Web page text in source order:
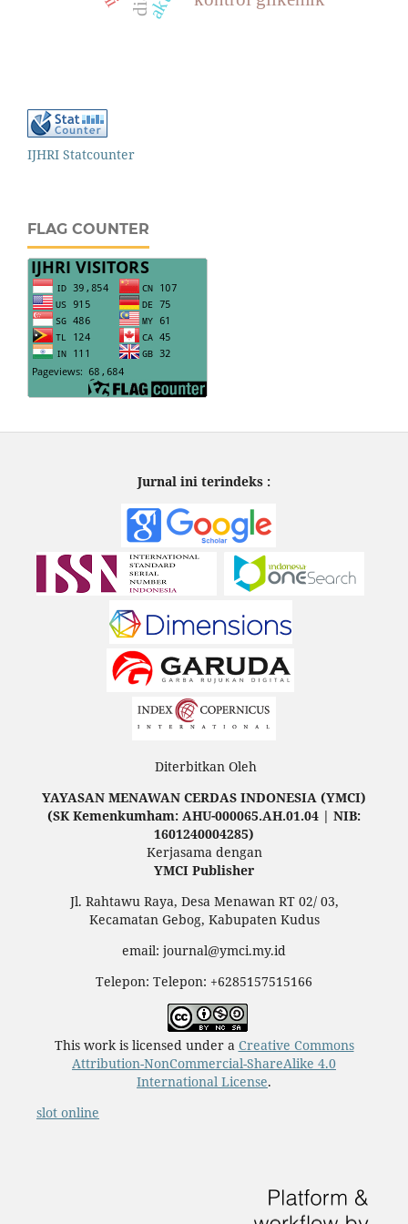
IJHRI Statcounter
FLAG COUNTER
Jurnal ini terindeks :
Diterbitkan Oleh
YAYASAN MENAWAN CERDAS INDONESIA (YMCI)
(SK Kemenkumham: AHU-000065.AH.01.04 | NIB:
1601240004285)
Kerjasama dengan
YMCI Publisher
Jl. Rahtawu Raya, Desa Menawan RT 02/ 03,
Kecamatan Gebog, Kabupaten Kudus
email: journal@ymci.my.id
Telepon: Telepon: +6285157515166
This work is licensed under a Creative Commons
Attribution-NonCommercial-ShareAlike 4.0
International License.
slot online